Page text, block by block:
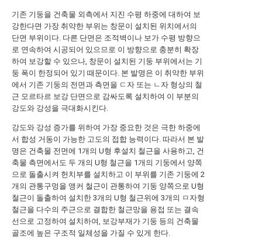
기존 기둥을 건축물 외측에서 지진 수평 하중에 대하여 보
강한다면 가장 취약한 부위는 창문이 설치된 위치에서의
단면 부위이다. 다른 단면은 조적벽이나 보가 수평 방향으
로 연속하여 시공되어 있으므로 이 방향으로 충분히 확장
하여 보강할 수 있으나, 창문이 설치된 기둥 부위에서는 기
둥 폭이 한정되어 있기 때문이다. 본 발명은 이 취약한 부위
에서 기존 기둥의 전면과 측면을 ㄷ자 또는 ㄴ자 형상의 철
근 모르타르 보강 단면으로 감싸도록 설치하여 이 부분의
강도와 강성을 극대화시킨다.
강도와 강성 증가를 위하여 가장 중요한 것은 극한 하중에
서 합성 거동이 가능한 고도의 접합 능력이다. 따라서 본 발
명은 건축물 전면에 1개의 U형 후설치 철근을 사용하고, 건
축물 측면에서도 두 개의 U형 철근을 1개의 기둥에서 양쪽
으로 돌출시켜 헌치부를 설치하고 이 부위를 기존 기둥에 2
개의 관통구멍을 앵커 철근이 관통하여 기둥 양쪽으로 U형
철근이 돌출하여 설치한 3개의 U형 철근위에 3개의 ㅁ자형
철근을 다수의 주근으로 결합한 철근망을 용접 또는 결속
선으로 고정하여 설치하여, 보강부재가 기둥 등의 건축물
골조에 높은 구조적 일체성을 가질 수 있게 한다.